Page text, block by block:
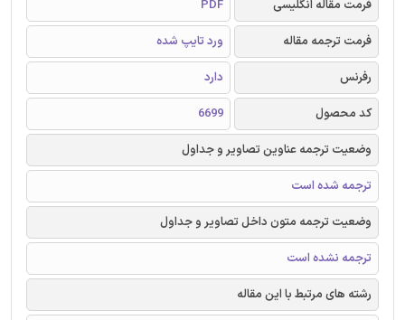
فرمت مقاله انگلیسی
PDF
فرمت ترجمه مقاله
ورد تایپ شده
رفرنس
دارد
کد محصول
6699
وضعیت ترجمه عناوین تصاویر و جداول
ترجمه شده است
وضعیت ترجمه متون داخل تصاویر و جداول
ترجمه نشده است
رشته های مرتبط با این مقاله